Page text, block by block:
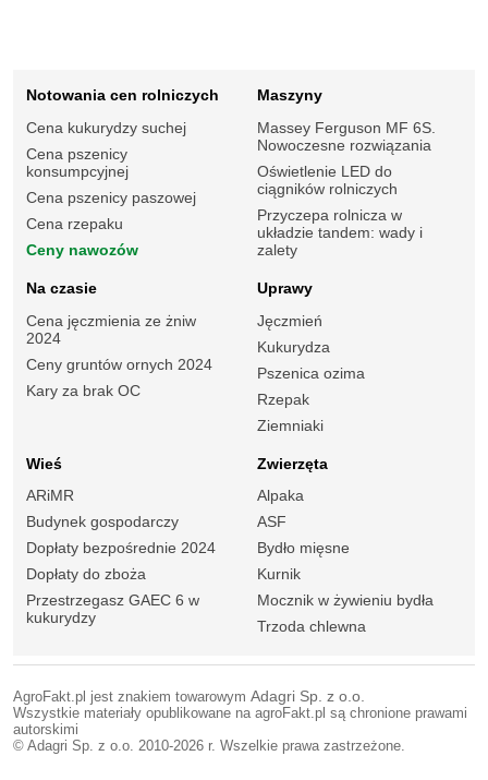
Notowania cen rolniczych
Cena kukurydzy suchej
Cena pszenicy
konsumpcyjnej
Cena pszenicy paszowej
Cena rzepaku
Ceny nawozów
Maszyny
Massey Ferguson MF 6S.
Nowoczesne rozwiązania
Oświetlenie LED do
ciągników rolniczych
Przyczepa rolnicza w
układzie tandem: wady i
zalety
Na czasie
Cena jęczmienia ze żniw
2024
Ceny gruntów ornych 2024
Kary za brak OC
Uprawy
Jęczmień
Kukurydza
Pszenica ozima
Rzepak
Ziemniaki
Wieś
ARiMR
Budynek gospodarczy
Dopłaty bezpośrednie 2024
Dopłaty do zboża
Przestrzegasz GAEC 6 w
kukurydzy
Zwierzęta
Alpaka
ASF
Bydło mięsne
Kurnik
Mocznik w żywieniu bydła
Trzoda chlewna
AgroFakt.pl jest znakiem towarowym Adagri Sp. z o.o.
Wszystkie materiały opublikowane na agroFakt.pl są chronione prawami
autorskimi
© Adagri Sp. z o.o. 2010-2026 r. Wszelkie prawa zastrzeżone.